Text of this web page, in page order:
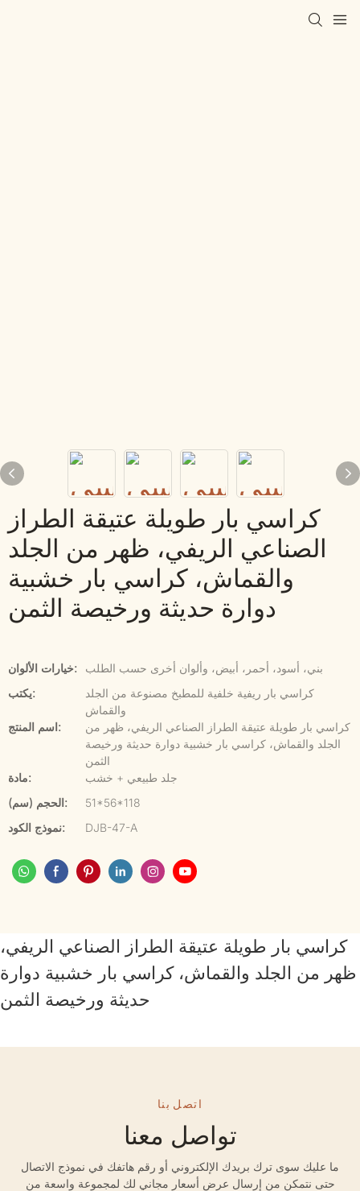
كراسي بار طويلة عتيقة الطراز
الصناعي الريفي، ظهر من الجلد
والقماش، كراسي بار خشبية
دوارة حديثة ورخيصة الثمن
خيارات الألوان:
بني، أسود، أحمر، أبيض، وألوان أخرى حسب الطلب
يكتب:
كراسي بار ريفية خلفية للمطبخ مصنوعة من الجلد
والقماش
اسم المنتج:
كراسي بار طويلة عتيقة الطراز الصناعي الريفي، ظهر من
الجلد والقماش، كراسي بار خشبية دوارة حديثة ورخيصة
الثمن
مادة:
جلد طبيعي + خشب
الحجم (سم):
51*56*118
نموذج الكود:
DJB-47-A
كراسي بار طويلة عتيقة الطراز الصناعي الريفي،
ظهر من الجلد والقماش، كراسي بار خشبية دوارة
حديثة ورخيصة الثمن
اتصل بنا
تواصل معنا
ما عليك سوى ترك بريدك الإلكتروني أو رقم هاتفك في نموذج الاتصال
حتى نتمكن من إرسال عرض أسعار مجاني لك لمجموعة واسعة من